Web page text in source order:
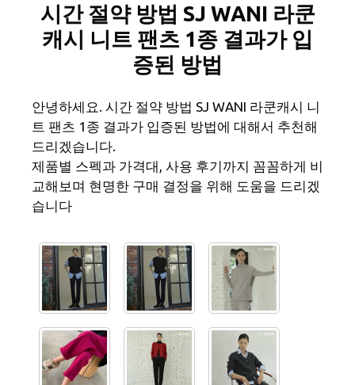
시간 절약 방법 SJ WANI 라쿤
캐시 니트 팬츠 1종 결과가 입
증된 방법
안녕하세요. 시간 절약 방법 SJ WANI 라쿤캐시 니
트 팬츠 1종 결과가 입증된 방법에 대해서 추천해
드리겠습니다.
제품별 스펙과 가격대, 사용 후기까지 꼼꼼하게 비
교해보며 현명한 구매 결정을 위해 도움을 드리겠
습니다